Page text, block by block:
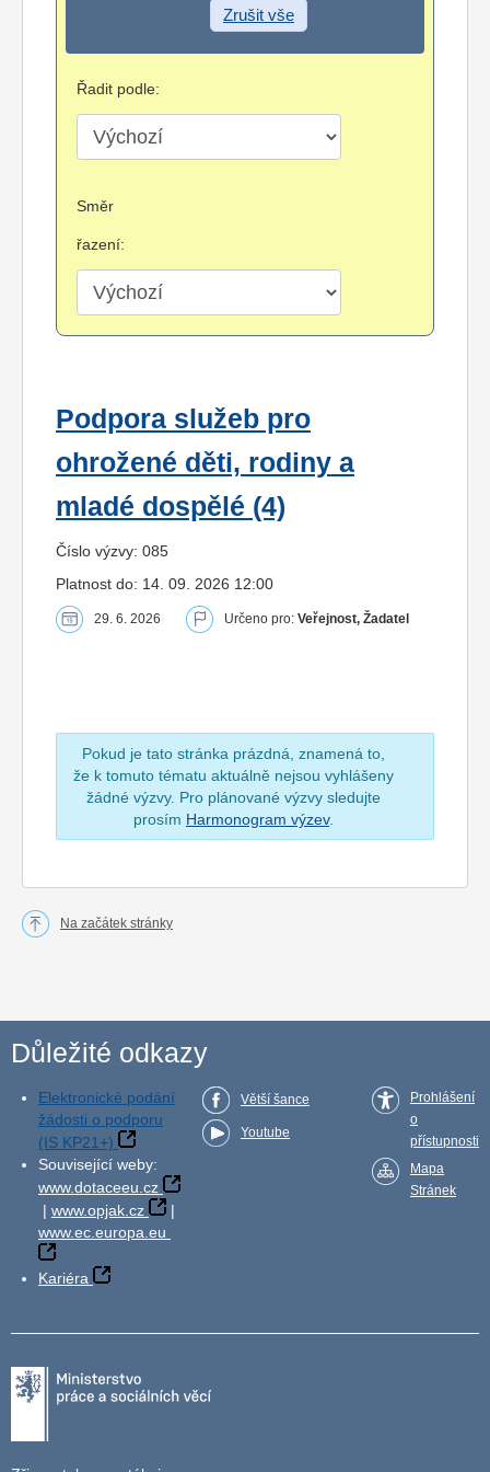
Zrušit vše
Řadit podle:
Směr
řazení:
Podpora služeb pro
ohrožené děti, rodiny a
mladé dospělé (4)
Číslo výzvy: 085
Platnost do: 14. 09. 2026 12:00
29. 6. 2026 Určeno pro: Veřejnost, Žadatel
Pokud je tato stránka prázdná, znamená to,
že k tomuto tématu aktuálně nejsou vyhlášeny
žádné výzvy. Pro plánované výzvy sledujte
prosím Harmonogram výzev.
Na začátek stránky
Důležité odkazy
Elektronické podání
žádosti o podporu
(IS KP21+)
Související weby:
www.dotaceeu.cz
| www.opjak.cz
|
www.ec.europa.eu
Kariéra
Větší šance
Youtube
Prohlášení
o
přístupnosti
Mapa
Stránek